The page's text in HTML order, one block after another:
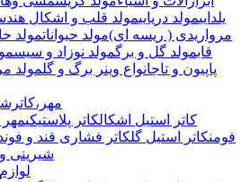
یلداییمولد دریاییمولد قلب و اشکال
مرواریدی ( ریسه ای)مولد حیواناتمولد
قابمولد گل و برگمولد نوزاد و
پاپیون و تاجانواع وینر برگ و گلمولد
کاتر استیل اشکالکاتر پلاستیکیمهر
فومنکاتر استیل گلکاتر فشاری قند و
شیرینی